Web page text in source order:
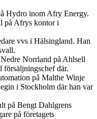
Hydro inom Afry Energy.
på Afrys kontor i
vvs i Hälsingland. Han
Norrland på Ahlsell
försäljningschef där.
på Malthe Winje
i Stockholm där han var
på Bengt Dahlgrens
på företagets